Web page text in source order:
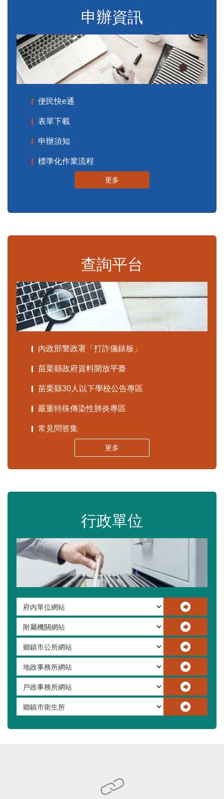
申辦資訊
便民快e通
表單下載
申辦須知
標準化作業流程
更多
查詢平台
內政部警政署「打詐儀錶板」
苗栗縣政府資料開放平臺
苗栗縣30人以下學校公告專區
嚴重特殊傳染性肺炎專區
常見問答集
更多
行政單位